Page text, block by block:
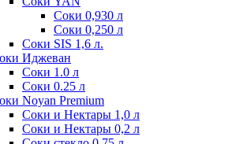
Соки 0,930 л
Соки 0,250 л
Соки SIS 1,6 л.
Иджеван
Соки 1.0 л
Соки 0.25 л
Noyan Premium
Соки и Нектары 1,0 л
Соки и Нектары 0,2 л